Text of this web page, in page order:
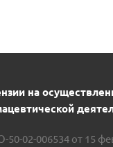
на
50-02-006534 от 15